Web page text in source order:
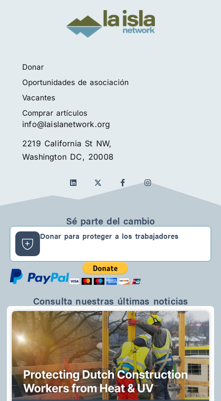
Donar
Oportunidades de asociación
Vacantes
Comprar artículos
info@laislanetwork.org
2219 California St NW,
Washington DC, 20008
L
i
n
d
I
n
f
a
o
o
k
-
I
n
g
r
a
m
Sé parte del cambio
Donar para proteger a los trabajadores
Consulta nuestras últimas noticias